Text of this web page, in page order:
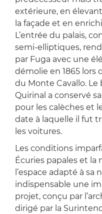
extérieure, en
la façade et en
L’entrée du palais,
semi-elliptiques,
par Fuga avec une
démolie en 1865 lors
du Monte Cavallo.
Quirinal a conservé
pour les calèches et
date à laquelle il fut
les voitures.
Les conditions
Écuries papales et la
l’espace adapté à
indispensable une
projet, conçu par
dirigé par la